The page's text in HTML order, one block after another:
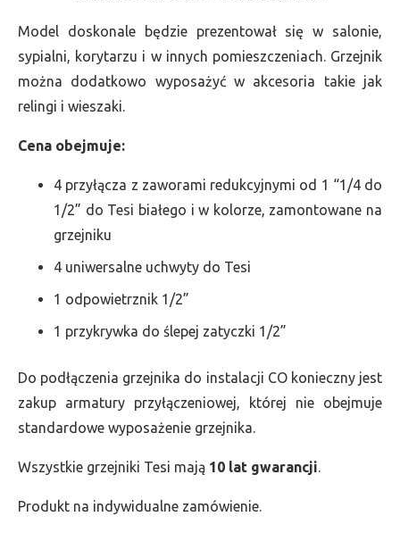
Model doskonale będzie prezentował się w salonie,
sypialni, korytarzu i w innych pomieszczeniach. Grzejnik
można dodatkowo wyposażyć w akcesoria takie jak
relingi i wieszaki.
Cena obejmuje:
4 przyłącza z zaworami redukcyjnymi od 1 “1/4 do
1/2” do Tesi białego i w kolorze, zamontowane na
grzejniku
4 uniwersalne uchwyty do Tesi
1 odpowietrznik 1/2”
1 przykrywka do ślepej zatyczki 1/2”
Do podłączenia grzejnika do instalacji CO konieczny jest
zakup armatury przyłączeniowej, której nie obejmuje
standardowe wyposażenie grzejnika.
Wszystkie grzejniki Tesi mają 10 lat gwarancji.
Produkt na indywidualne zamówienie.